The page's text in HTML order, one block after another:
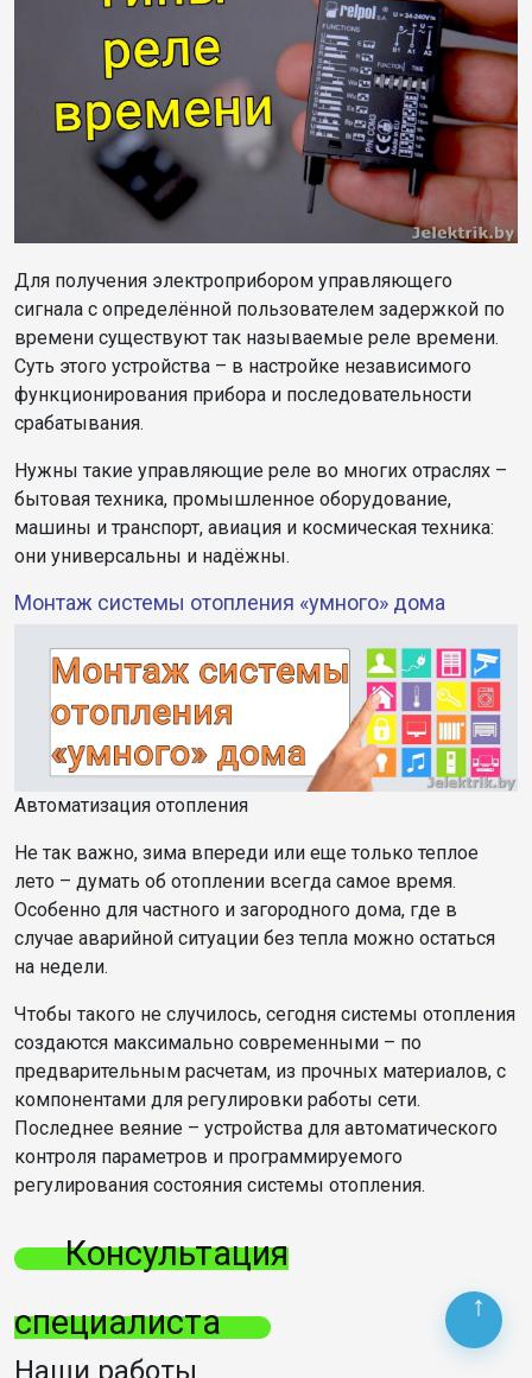
Для получения электроприбором управляющего
сигнала с определённой пользователем задержкой по
времени существуют так называемые реле времени.
Суть этого устройства – в настройке независимого
функционирования прибора и последовательности
срабатывания.
Нужны такие управляющие реле во многих отраслях –
бытовая техника, промышленное оборудование,
машины и транспорт, авиация и космическая техника:
они универсальны и надёжны.
Монтаж системы отопления «умного» дома
Автоматизация отопления
Не так важно, зима впереди или еще только теплое
лето – думать об отоплении всегда самое время.
Особенно для частного и загородного дома, где в
случае аварийной ситуации без тепла можно остаться
на недели.
Чтобы такого не случилось, сегодня системы отопления
создаются максимально современными – по
предварительным расчетам, из прочных материалов, с
компонентами для регулировки работы сети.
Последнее веяние – устройства для автоматического
контроля параметров и программируемого
регулирования состояния системы отопления.
Консультация
специалиста
Наши работы